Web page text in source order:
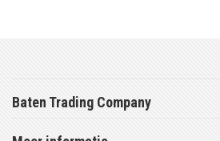
Baten Trading Company